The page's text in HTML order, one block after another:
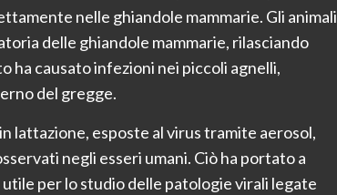
nelle ghiandole mammarie. Gli animali
delle ghiandole mammarie, rilasciando
ha causato infezioni nei piccoli agnelli,
del gregge.
lattazione, esposte al virus tramite aerosol,
negli esseri umani. Ciò ha portato a
per lo studio delle patologie virali legate